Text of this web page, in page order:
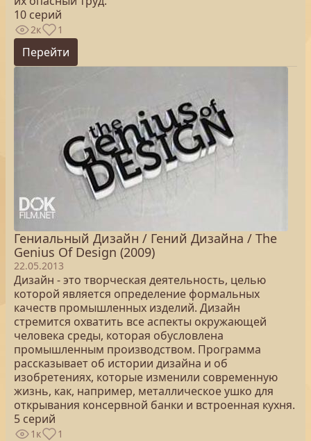
10 серий
2к 1
Перейти
Гениальный Дизайн / Гений Дизайна / The
Genius Of Design (2009)
22.05.2013
Дизайн - это творческая деятельность, целью
которой является определение формальных
качеств промышленных изделий. Дизайн
стремится охватить все аспекты окружающей
человека среды, которая обусловлена
промышленным производством. Программа
рассказывает об истории дизайна и об
изобретениях, которые изменили современную
жизнь, как, например, металлическое ушко для
открывания консервной банки и встроенная кухня.
5 серий
1к 1